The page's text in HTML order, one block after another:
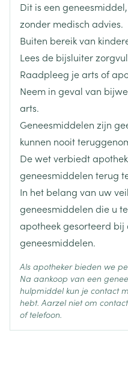
Startdosis: 30 mg 1x/dag.
De behandeling
voort te zetten om
Aanbevolen startdosis
1x/dag.
Met of zonder voedsel
Breedte 80 mm
Lengte
Diepte 65 mm
Verpakking
98
Actieve
Ingrediënten
Behoud
Dit is een
zonder medisch advies.
Buiten bereik van
Lees de bijsluiter
Raadpleeg je arts of
Neem in geval van
arts.
Geneesmiddelen zijn
kunnen nooit
De wet verbiedt
geneesmiddelen terug
In het belang van uw
geneesmiddelen die u
apotheek gesorteerd bij
geneesmiddelen.
Als apotheker bieden we
Na aankoop van een
hulpmiddel kun je contact
hebt. Aarzel niet om
of telefoon.